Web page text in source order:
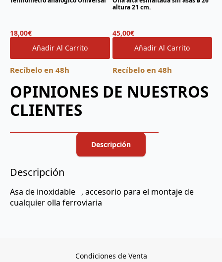
18,00€
Añadir Al Carrito
Recíbelo en 48h
altura 21 cm.
45,00€
Añadir Al Carrito
Recíbelo en 48h
OPINIONES DE NUESTROS
CLIENTES
Descripción
Descripción
Asa de inoxidable , accesorio para el montaje de
cualquier olla ferroviaria
Condiciones de Venta